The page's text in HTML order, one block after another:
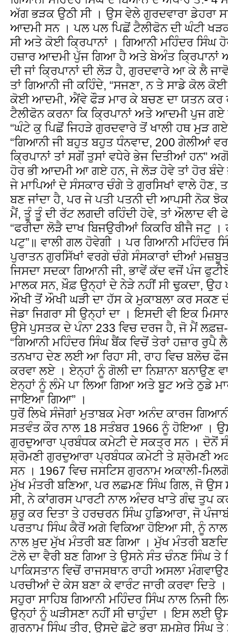
ਅੱਗ ਭੜਕ ਉਠੀ ਸੀ । ਉਸ ਵੇਲੇ ਗੁਰਦਵਾਰਾ ਡੇਹਰਾ
ਆਦਮੀ ਸਨ । ਪਲ ਪਲ ਪਿਛੋਂ ਟੈਲੀਫੋਨ ਦੀ ਘੰਟੀ
ਸੀ ਅਤੇ ਕੋਈ ਕ੍ਰਿਪਾਨਾਂ । ਗਿਆਨੀ ਮਹਿੰਦਰ ਸਿੰਘ
ਹਜ਼ਾਰ ਆਦਮੀ ਪੁੱਜ ਗਿਆ ਹੈ ਅਤੇ ਬੇਅੰਤ
ਦੀ ਜਾਂ ਕ੍ਰਿਪਾਨਾਂ ਦੀ ਲੋੜ ਹੈ, ਗੁਰਦਵਾਰੇ ਆ ਕੇ ਲੈ
ਤਾਂ ਗਿਆਨੀ ਜੀ ਕਹਿੰਦੇ, “ਸਜਣਾ, ਨ ਤੇ ਸਾਡੇ ਕੋਲ
ਕੋਈ ਆਦਮੀ, ਐਂਵੇ ਫੌੜ ਮਾਰ ਕੇ ਬਚਣ ਦਾ ਯਤਨ ਕਰ
ਟੈਲੀਫੋਨ ਕਰਨਾ ਕਿ ਕ੍ਰਿਪਾਨਾਂ ਅਤੇ ਆਦਮੀ ਪੁਜ ਗਏ
“ਘੰਟੇ ਕੁ ਪਿਛੋਂ ਜਿਹੜੇ ਗੁਰਦਵਾਰੇ ਤੋਂ ਖਾਲੀ ਹਥ ਮੁੜ
“ਗਿਆਨੀ ਜੀ ਬਹੁਤ ਬਹੁਤ ਧੰਨਵਾਦ, 200 ਗੇਲੀਆਂ
ਕ੍ਰਿਪਾਨਾਂ ਤਾਂ ਸਗੋਂ ਤੁਸਾਂ ਵਧੇਰੇ ਭੇਜ ਦਿਤੀਆਂ ਹਨ”
ਹੋਰ ਭੀ ਆਦਮੀ ਆ ਗਏ ਹਨ, ਜੇ ਲੋੜ ਹੋਵੇ ਤਾਂ ਹੋਰ ਬੰਦੇ
ਜੇ ਮਾਪਿਆਂ ਦੇ ਸੰਸਕਾਰ ਚੰਗੇ ਤੇ ਗੁਰਸਿਖਾਂ ਵਾਲੇ ਹੋਣ,
ਬਣ ਜਾਂਦਾ ਹੈ, ਪਰ ਜੇ ਪਤੀ ਪਤਨੀ ਦੀ ਆਪਸੀ ਨੋਕ
ਮੈਂ, ਤੂੰ ਤੂੰ ਦੀ ਰੱਟ ਲਗਦੀ ਰਹਿੰਦੀ ਹੋਵੇ, ਤਾਂ ਔਲਾਦ ਵੀ
“ਫਰੀਦਾ ਲੋੜੈ ਦਾਖ ਬਿਜਉਰੀਆਂ ਕਿਕਰਿ ਬੀਜੈ ਜਟੁ
ਪਟੁ”॥ ਵਾਲੀ ਗਲ ਹੋਵੇਗੀ । ਪਰ ਗਿਆਨੀ ਮਹਿੰਦਰ
ਪੁਰਾਤਨ ਗੁਰਸਿੱਖਾਂ ਵਰਗੇ ਚੰਗੇ ਸੰਸਕਾਰਾਂ ਦੀਆਂ
ਜਿਸਦਾ ਸਦਕਾ ਗਿਆਨੀ ਜੀ, ਭਾਵੇਂ ਕੱਦ ਵਜੋਂ ਪੰਜ
ਮਾਲਕ ਸਨ, ਖ਼ੌਫ਼ ਉਨ੍ਹਾਂ ਦੇ ਨੇੜੇ ਨਹੀਂ ਸੀ ਢੁਕਦਾ, ਉਹ
ਔਖੀ ਤੋਂ ਔਖੀ ਘੜੀ ਦਾ ਹੱਸ ਕੇ ਮੁਕਾਬਲਾ ਕਰ ਸਕਣ
ਜੇਡਾ ਜਿਗਰਾ ਸੀ ਉਨ੍ਹਾਂ ਦਾ । ਇਸਦੀ ਵੀ ਇਕ
ਉਸੇ ਪੁਸਤਕ ਦੇ ਪੰਨਾ 233 ਵਿਚ ਦਰਜ ਹੈ, ਜੋ ਮੈਂ ਲਫ਼ਜ਼-
“ਗਿਆਨੀ ਮਹਿੰਦਰ ਸਿੰਘ ਬੈਂਕ ਵਿਚੋਂ ਤੇਰਾਂ ਹਜ਼ਾਰ ਰੁਪੈ
ਤਨਖਾਹ ਦੇਣ ਲਈ ਆ ਰਿਹਾ ਸੀ, ਰਾਹ ਵਿਚ ਬਲੋਚ
ਕਰਵਾ ਲਏ । ਏਨ੍ਹਾਂ ਨੂੰ ਗੋਲੀ ਦਾ ਨਿਸ਼ਾਨਾ
ਏਨ੍ਹਾਂ ਨੂੰ ਲੰਮੇ ਪਾ ਲਿਆ ਗਿਆ ਅਤੇ ਬੂਟ ਅਤੇ ਠੁਡੇ
ਜਾਇਆ ਗਿਆ” ।
ਧੁਰੋਂ ਲਿਖੇ ਸੰਜੋਗਾਂ ਮੁਤਾਬਕ ਮੇਰਾ ਅਨੰਦ ਕਾਰਜ
ਸਤਵੰਤ ਕੌਰ ਨਾਲ 18 ਸਤੰਬਰ 1966 ਨੂੰ ਹੋਇਆ ।
ਗੁਰਦੁਆਰਾ ਪ੍ਰਬੰਧਕ ਕਮੇਟੀ ਦੇ ਸਕਤ੍ਰ ਸਨ । ਦੋਨੋਂ
ਸ਼੍ਰੋਮਣੀ ਗੁਰਦੁਆਰਾ ਪ੍ਰਬੰਧਕ ਕਮੇਟੀ ਤੇ ਸ਼੍ਰੋਮਣੀ
ਸਨ । 1967 ਵਿਚ ਜਸਟਿਸ ਗੁਰਨਾਮ ਅਕਾਲੀ-
ਮੁੱਖ ਮੰਤਰੀ ਬਣਿਆ, ਪਰ ਲਛਮਣ ਸਿੰਘ ਗਿਲ, ਜੋ ਉਸ
ਸੀ, ਨੇ ਕਾਂਗਰਸ ਪਾਰਟੀ ਨਾਲ ਅੰਦਰ ਖਾਤੇ ਗੰਢ ਤੁਪ
ਸ਼ੁਰੂ ਕਰ ਦਿਤਾ ਤੇ ਹਰਚਰਨ ਸਿੰਘ ਹੁਡਿਆਰਾ, ਜੋ
ਪਰਤਾਪ ਸਿੰਘ ਕੈਰੋਂ ਅਗੇ ਵਿਕਿਆ ਹੋਇਆ ਸੀ, ਨੂੰ
ਨਾਲ ਖ਼ੁਦ ਮੁੱਖ ਮੰਤਰੀ ਬਣ ਗਿਆ । ਮੁੱਖ ਮੰਤਰੀ
ਟੋਲੇ ਦਾ ਵੈਰੀ ਬਣ ਗਿਆ ਤੇ ਉਸਨੇ ਸੰਤ ਚੰਨਣ ਸਿੰਘ ਤੇ
ਪਾਕਿਸਤਾਨ ਵਿਚੋਂ ਰਾਜਸਥਾਨ ਰਾਹੀ ਅਸਲਾ
ਪਰਚੀਆਂ ਦੇ ਕੇਸ ਬਣਾ ਕੇ ਵਾਰੰਟ ਜਾਰੀ ਕਰਵਾ ਦਿਤੇ
ਸਹੁਰਾ ਸਾਹਿਬ ਗਿਆਨੀ ਮਹਿੰਦਰ ਸਿੰਘ ਨਾਲ ਨਿਜੀ
ਉਨ੍ਹਾਂ ਨੂੰ ਘੜੀਸਣਾ ਨਹੀਂ ਸੀ ਚਾਹੁੰਦਾ । ਇਸ ਲਈ
ਗੁਰਨਾਮ ਸਿੰਘ ਤੀਰ, ਉਸਦੇ ਛੋਟੇ ਭਰਾ ਸ਼ਮਸ਼ੇਰ ਸਿੰਘ